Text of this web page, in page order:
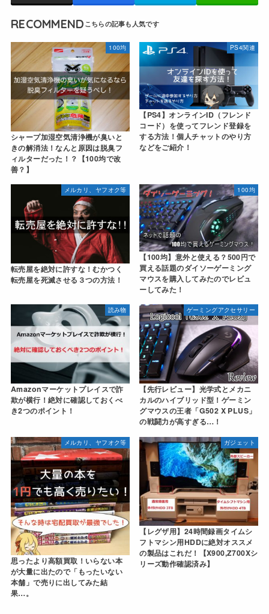
RECOMMEND
100均
シャープ加湿空気清浄機が臭いと
きの解消法！なんと原因は脱臭フ
ィルターだった！？【100均で改
善？】
PS4関連
【PS4】オンラインID（フレンド
コード）を使ってフレンド登録を
する方法！個人チャットのやり方
などをご紹介！
メルカリ、ヤフオク等
転売屋を絶対に許すな！むかつく
転売屋を死滅させる３つの方法！
100均
【100均】意外と使える？500円で
買える話題のダイソーゲーミング
マウスを購入してみたのでレビュ
ーしてみた！
読み物
Amazonマーケットプレイスで詐
欺が横行！絶対に確認しておくべ
き2つのポイント！
ゲーミングアクセサリー
【先行レビュー】光学式とメカニ
カルのハイブリッド型！ゲーミン
グマウスの王者「G502 X PLUS」
の戦闘力が高すぎる…！
メルカリ、ヤフオク等
思ったより高額買取！いらない本
が大量に出たので「もったいない
本舗」で売りに出してみた結
果…。
ガジェット
【レグザ用】24時間録画タイムシ
フトマシン用HDDに絶対オススメ
の製品はこれだ！【X900,Z700Xシ
リーズ動作確認済み】